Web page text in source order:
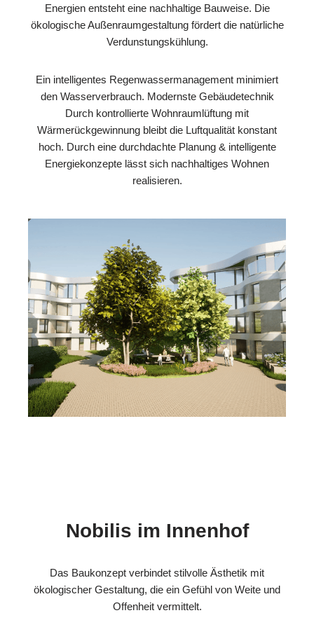
Energien entsteht eine nachhaltige Bauweise. Die
ökologische Außenraumgestaltung fördert die natürliche
Verdunstungskühlung.
Ein intelligentes Regenwassermanagement minimiert
den Wasserverbrauch. Modernste Gebäudetechnik
Durch kontrollierte Wohnraumlüftung mit
Wärmerückgewinnung bleibt die Luftqualität konstant
hoch. Durch eine durchdachte Planung & intelligente
Energiekonzepte lässt sich nachhaltiges Wohnen
realisieren.
Nobilis im Innenhof
Das Baukonzept verbindet stilvolle Ästhetik mit
ökologischer Gestaltung, die ein Gefühl von Weite und
Offenheit vermittelt.